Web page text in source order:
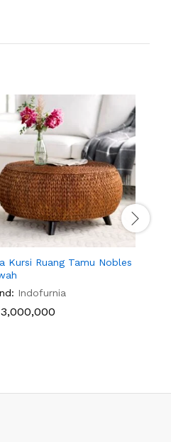
Kursi Ruang Tamu Nobles
Indofurnia
3,000,000